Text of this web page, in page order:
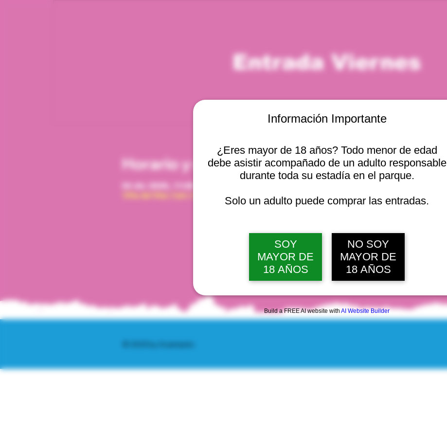
Información Importante
¿Eres mayor de 18 años? Todo menor de edad
debe asistir acompañado de un adulto responsable
durante toda su estadía en el parque.
Solo un adulto puede comprar las entradas.
SOY
MAYOR DE
18 AÑOS
NO SOY
MAYOR DE
18 AÑOS
Build a FREE AI website with AI Website Builder
Entrada Viernes
Horario y ubicación
Viña del Mar, Cam. Internacional 2440, 2541754 Viña del Mar, Valparaíso, Chile
© 2025 by Scantastic.